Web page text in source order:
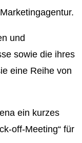
und
sowie die ihres
eine Reihe von
ein kurzes
off-Meeting“ für